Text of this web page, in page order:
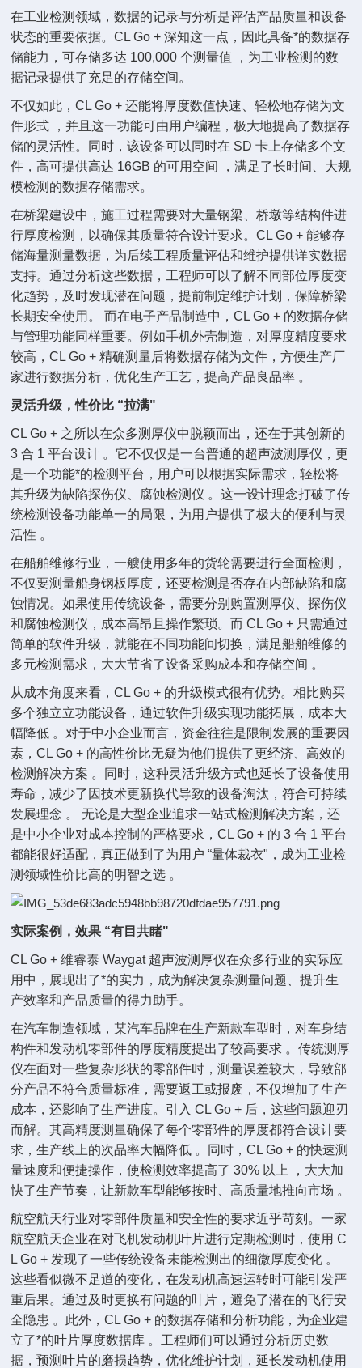
在工业检测领域，数据的记录与分析是评估产品质量和设备
状态的重要依据。CL Go + 深知这一点，因此具备*的数据存
储能力，可存储多达 100,000 个测量值 ，为工业检测的数
据记录提供了充足的存储空间。
不仅如此，CL Go + 还能将厚度数值快速、轻松地存储为文
件形式 ，并且这一功能可由用户编程，极大地提高了数据存
储的灵活性。同时，该设备可以同时在 SD 卡上存储多个文
件，高可提供高达 16GB 的可用空间 ，满足了长时间、大规
模检测的数据存储需求。
在桥梁建设中，施工过程需要对大量钢梁、桥墩等结构件进
行厚度检测，以确保其质量符合设计要求。CL Go + 能够存
储海量测量数据，为后续工程质量评估和维护提供详实数据
支持。通过分析这些数据，工程师可以了解不同部位厚度变
化趋势，及时发现潜在问题，提前制定维护计划，保障桥梁
长期安全使用。 而在电子产品制造中，CL Go + 的数据存储
与管理功能同样重要。例如手机外壳制造，对厚度精度要求
较高，CL Go + 精确测量后将数据存储为文件，方便生产厂
家进行数据分析，优化生产工艺，提高产品良品率 。
灵活升级，性价比 “拉满"
CL Go + 之所以在众多测厚仪中脱颖而出，还在于其创新的
3 合 1 平台设计 。它不仅仅是一台普通的超声波测厚仪，更
是一个功能*的检测平台，用户可以根据实际需求，轻松将
其升级为缺陷探伤仪、腐蚀检测仪 。这一设计理念打破了传
统检测设备功能单一的局限，为用户提供了极大的便利与灵
活性 。
在船舶维修行业，一艘使用多年的货轮需要进行全面检测，
不仅要测量船身钢板厚度，还要检测是否存在内部缺陷和腐
蚀情况。如果使用传统设备，需要分别购置测厚仪、探伤仪
和腐蚀检测仪，成本高昂且操作繁琐。而 CL Go + 只需通过
简单的软件升级，就能在不同功能间切换，满足船舶维修的
多元检测需求，大大节省了设备采购成本和存储空间 。
从成本角度来看，CL Go + 的升级模式很有优势。相比购买
多个独立立功能设备，通过软件升级实现功能拓展，成本大
幅降低 。对于中小企业而言，资金往往是限制发展的重要因
素，CL Go + 的高性价比无疑为他们提供了更经济、高效的
检测解决方案 。同时，这种灵活升级方式也延长了设备使用
寿命，减少了因技术更新换代导致的设备淘汰，符合可持续
发展理念 。 无论是大型企业追求一站式检测解决方案，还
是中小企业对成本控制的严格要求，CL Go + 的 3 合 1 平台
都能很好适配，真正做到了为用户 “量体裁衣"，成为工业检
测领域性价比高的明智之选 。
实际案例，效果 “有目共睹"
CL Go + 维睿泰 Waygat 超声波测厚仪在众多行业的实际应
用中，展现出了*的实力，成为解决复杂测量问题、提升生
产效率和产品质量的得力助手。
在汽车制造领域，某汽车品牌在生产新款车型时，对车身结
构件和发动机零部件的厚度精度提出了较高要求 。传统测厚
仪在面对一些复杂形状的零部件时，测量误差较大，导致部
分产品不符合质量标准，需要返工或报废，不仅增加了生产
成本，还影响了生产进度。引入 CL Go + 后，这些问题迎刃
而解。其高精度测量确保了每个零部件的厚度都符合设计要
求，生产线上的次品率大幅降低 。同时，CL Go + 的快速测
量速度和便捷操作，使检测效率提高了 30% 以上 ，大大加
快了生产节奏，让新款车型能够按时、高质量地推向市场 。
航空航天行业对零部件质量和安全性的要求近乎苛刻。一家
航空航天企业在对飞机发动机叶片进行定期检测时，使用 C
L Go + 发现了一些传统设备未能检测出的细微厚度变化 。
这些看似微不足道的变化，在发动机高速运转时可能引发严
重后果。通过及时更换有问题的叶片，避免了潜在的飞行安
全隐患 。此外，CL Go + 的数据存储和分析功能，为企业建
立了*的叶片厚度数据库 。工程师们可以通过分析历史数
据，预测叶片的磨损趋势，优化维护计划，延长发动机使用